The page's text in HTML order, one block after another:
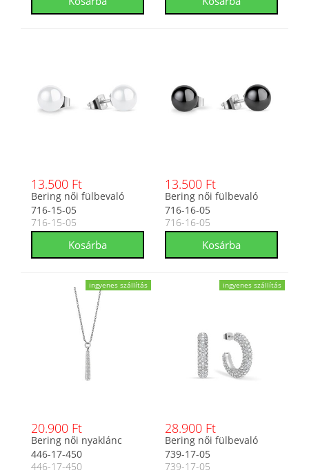
13.500 Ft
Bering női fülbevaló
716-15-05
716-15-05
13.500 Ft
Bering női fülbevaló
716-16-05
716-16-05
ingyenes szállítás
20.900 Ft
Bering női nyaklánc
446-17-450
446-17-450
ingyenes szállítás
28.900 Ft
Bering női fülbevaló
739-17-05
739-17-05